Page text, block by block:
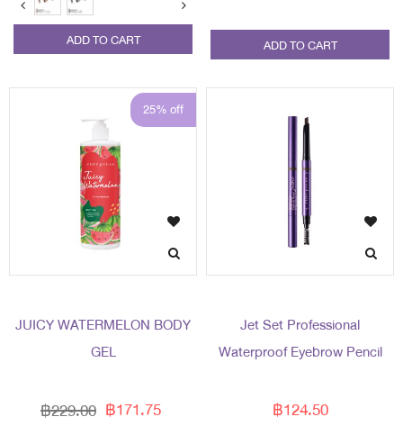
ADD TO CART ADD TO CART
25% off
JUICY WATERMELON BODY
GEL
฿171.75
฿229.00
Jet Set Professional
Waterproof Eyebrow Pencil
฿124.50